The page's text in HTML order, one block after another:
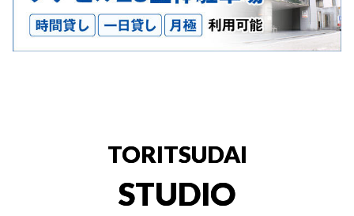
TORITSUDAI
STUDIO